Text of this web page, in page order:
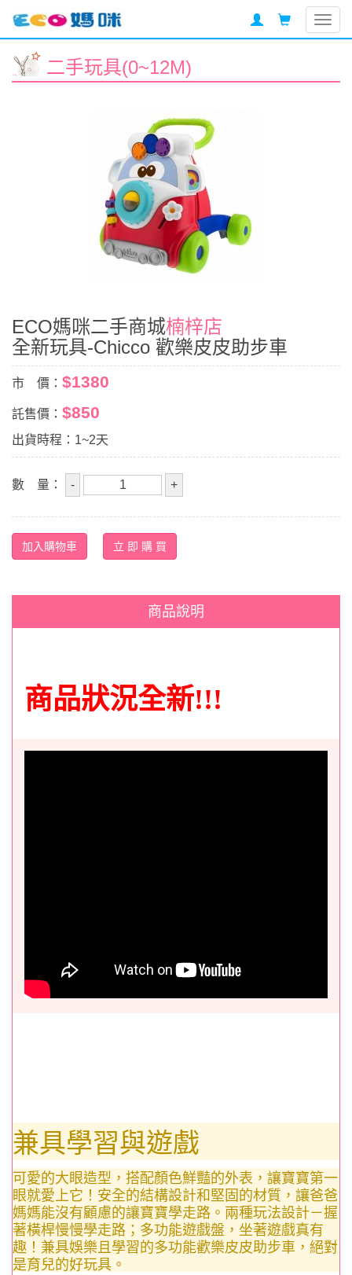
二手玩具(0~12M)
ECO媽咪二手商城楠梓店
全新玩具-Chicco 歡樂皮皮助步車
市 價： $1380
託售價： $850
出貨時程：1~2天
數 量：
商品說明
商品狀況全新!!!
兼具學習與遊戲
可愛的大眼造型，搭配顏色鮮豔的外表，讓寶寶第一
眼就愛上它！安全的結構設計和堅固的材質，讓爸爸
媽媽能沒有顧慮的讓寶寶學走路。兩種玩法設計－握
著橫桿慢慢學走路；多功能遊戲盤，坐著遊戲真有
趣！兼具娛樂且學習的多功能歡樂皮皮助步車，絕對
是育兒的好玩具。